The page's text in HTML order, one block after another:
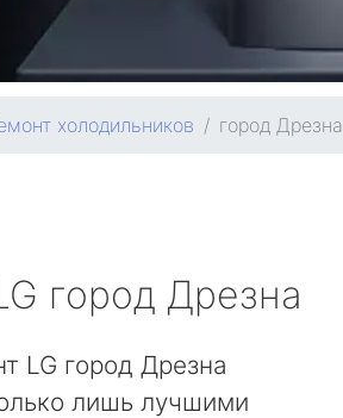
холодильников город Дрезна
город Дрезна
LG город Дрезна
лишь лучшими